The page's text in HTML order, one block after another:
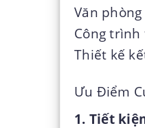
Văn phòng
Công
Thiết kế
Ưu Điểm
1. Tiết